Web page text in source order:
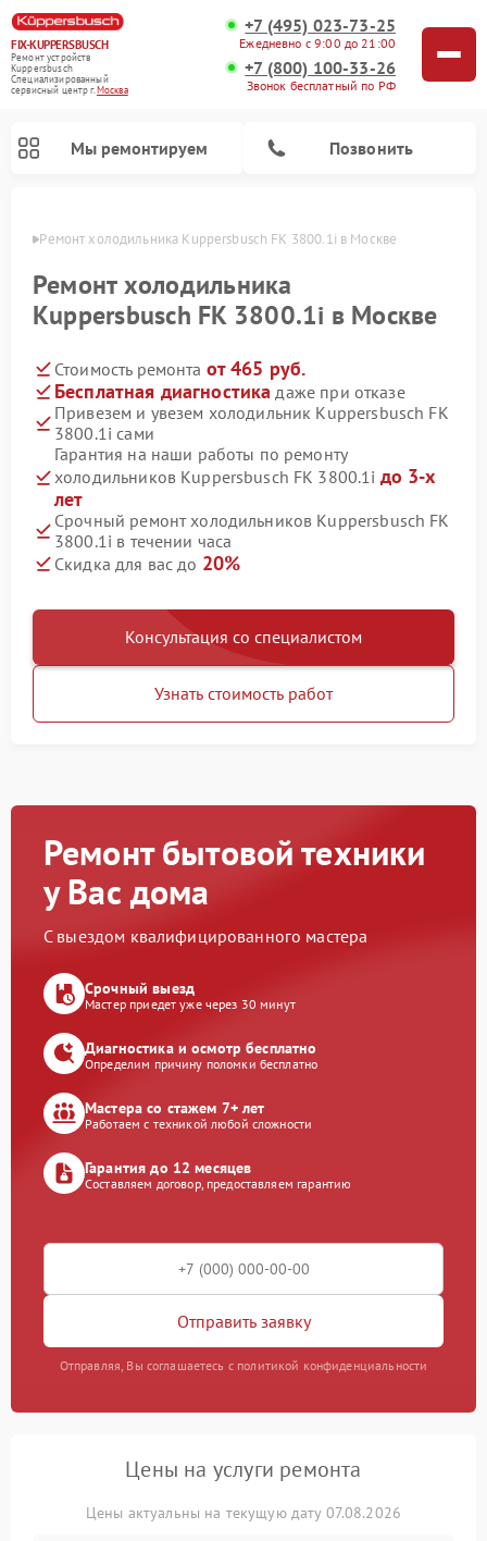
FIX-KUPPERSBUSCH
Ремонт устройств
Kuppersbusch
Специализированный
cервисный центр г.Москва
+7 (495) 023-73-25
Ежедневно с 9:00 до 21:00
+7 (800) 100-33-26
Звонок бесплатный по РФ
Мы ремонтируем Позвонить
Ремонт холодильника Kuppersbusch FK 3800.1i в Москве
Ремонт холодильника
Kuppersbusch FK 3800.1i в Москве
Стоимость ремонта от 465 руб.
Бесплатная диагностика даже при отказе
Привезем и увезем холодильник Kuppersbusch FK
3800.1i сами
Гарантия на наши работы по ремонту
холодильников Kuppersbusch FK 3800.1i до 3-х
лет
Срочный ремонт холодильников Kuppersbusch FK
3800.1i в течении часа
Скидка для вас до 20%
Консультация со специалистом
Узнать стоимость работ
Ремонт бытовой техники
у Вас дома
С выездом квалифицированного мастера
Срочный выезд
Мастер приедет уже через 30 минут
Диагностика и осмотр бесплатно
Определим причину поломки бесплатно
Мастера со стажем 7+ лет
Работаем с техникой любой сложности
Гарантия до 12 месяцев
Составляем договор, предоставляем гарантию
Отправить заявку
Отправляя, Вы соглашаетесь с политикой конфиденциальности
Цены на услуги ремонта
Цены актуальны на текущую дату 07.08.2026